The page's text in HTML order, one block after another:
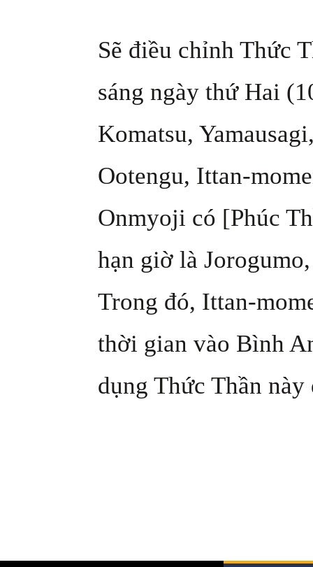
Sẽ điều chỉnh Thức
sáng ngày thứ Hai
Komatsu,
Ootengu, Ittan-
Onmyoji có [Phúc
hạn giờ là
Trong đó, Ittan-
thời gian vào Bình
dụng Thức Thần này